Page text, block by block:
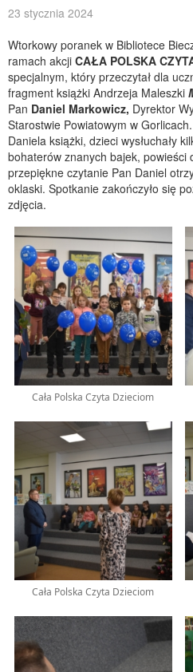
23 stycznia 2024
Wtorkowy poranek w Bibliotece
ramach akcji CAŁA POLSKA
specjalnym, który przeczytał dla
fragment książki Andrzeja Maleszki
Pan Daniel Markowicz, Dyrektor
Starostwie Powiatowym w
Daniela książki, dzieci wysłuchały
bohaterów znanych bajek, powieści
przepiękne czytanie Pan Daniel
oklaski. Spotkanie zakończyło się
zdjęcia.
Cała Polska Czyta Dzieciom
Cała Polska Czyta Dzieciom